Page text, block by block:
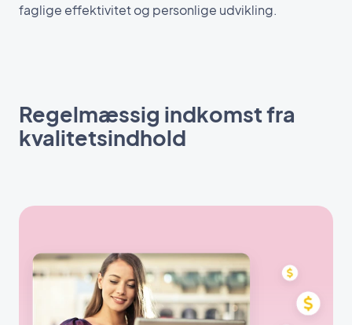
faglige effektivitet og personlige udvikling.
Regelmæssig indkomst fra
kvalitetsindhold